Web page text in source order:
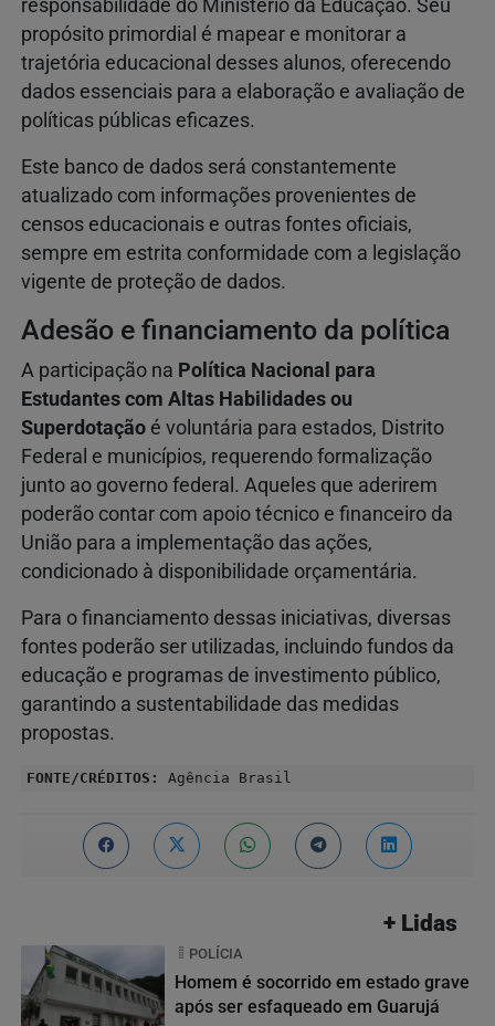
responsabilidade do Ministério da Educação. Seu
propósito primordial é mapear e monitorar a
trajetória educacional desses alunos, oferecendo
dados essenciais para a elaboração e avaliação de
políticas públicas eficazes.
Este banco de dados será constantemente
atualizado com informações provenientes de
censos educacionais e outras fontes oficiais,
sempre em estrita conformidade com a legislação
vigente de proteção de dados.
Adesão e financiamento da política
A participação na Política Nacional para
Estudantes com Altas Habilidades ou
Superdotação é voluntária para estados, Distrito
Federal e municípios, requerendo formalização
junto ao governo federal. Aqueles que aderirem
poderão contar com apoio técnico e financeiro da
União para a implementação das ações,
condicionado à disponibilidade orçamentária.
Para o financiamento dessas iniciativas, diversas
fontes poderão ser utilizadas, incluindo fundos da
educação e programas de investimento público,
garantindo a sustentabilidade das medidas
propostas.
FONTE/CRÉDITOS: Agência Brasil
+ Lidas
POLÍCIA
Homem é socorrido em estado grave
após ser esfaqueado em Guarujá